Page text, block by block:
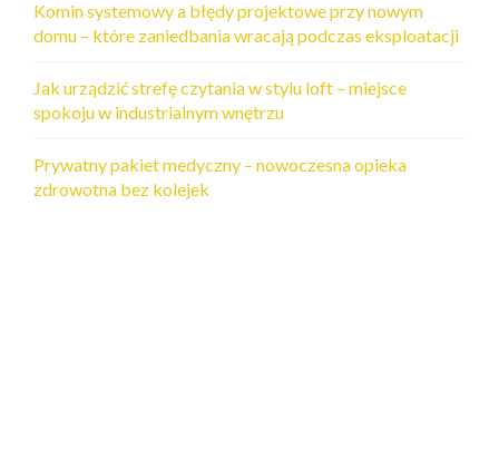
Komin systemowy a błędy projektowe przy nowym
domu – które zaniedbania wracają podczas eksploatacji
Jak urządzić strefę czytania w stylu loft – miejsce
spokoju w industrialnym wnętrzu
Prywatny pakiet medyczny – nowoczesna opieka
zdrowotna bez kolejek